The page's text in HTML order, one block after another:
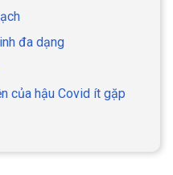
đa dạng
của hậu Covid ít gặp